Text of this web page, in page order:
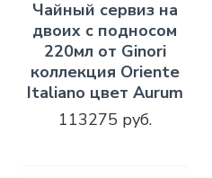
Чайный сервиз на
двоих с подносом
220мл от Ginori
коллекция Oriente
Italiano цвет Aurum
113275 руб.